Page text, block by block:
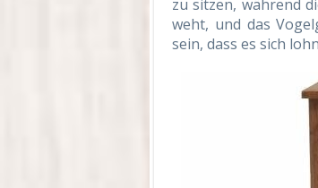
zu sitzen, während
weht, und das
sein, dass es sich